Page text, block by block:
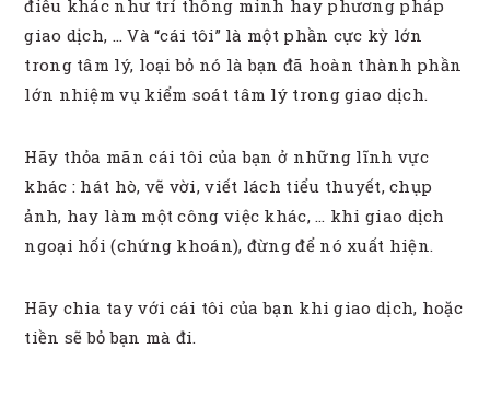
điều khác như trí thông minh hay phương pháp
giao dịch, … Và “cái tôi” là một phần cực kỳ lớn
trong tâm lý, loại bỏ nó là bạn đã hoàn thành phần
lớn nhiệm vụ kiểm soát tâm lý trong giao dịch.
Hãy thỏa mãn cái tôi của bạn ở những lĩnh vực
khác : hát hò, vẽ vời, viết lách tiểu thuyết, chụp
ảnh, hay làm một công việc khác, … khi giao dịch
ngoại hối (chứng khoán), đừng để nó xuất hiện.
Hãy chia tay với cái tôi của bạn khi giao dịch, hoặc
tiền sẽ bỏ bạn mà đi.